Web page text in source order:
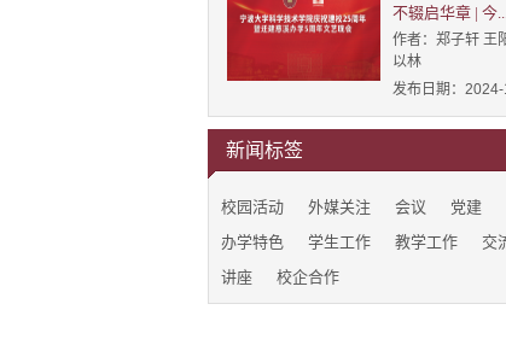
不辍启华章 | 今
作者：郑子轩 王
以林
发布日期：
新闻标签
校园活动 外媒关注 会议
党建
办学特色
学生工作 教学工作
交
讲座
校企合作